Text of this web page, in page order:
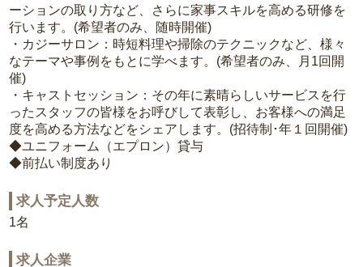
ーションの取り方など、さらに家事スキルを高める研修を
行います。(希望者のみ、随時開催)
・カジーサロン：時短料理や掃除のテクニックなど、様々
なテーマや事例をもとに学べます。(希望者のみ、月1回開
催)
・キャストセッション：その年に素晴らしいサービスを行
ったスタッフの皆様をお呼びして表彰し、お客様への満足
度を高める方法などをシェアします。(招待制･年１回開催)
◆ユニフォーム（エプロン）貸与
◆前払い制度あり
求人予定人数
1名
求人企業